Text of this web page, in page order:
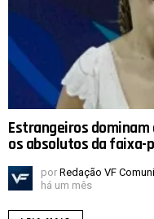
Estrangeiros dominam
os absolutos da faixa-
por Redação VF
há um mês